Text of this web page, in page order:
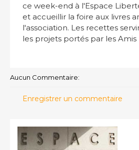
ce week-end à l'Espace
et accueillir la foire aux livres
l'association. Les recettes
les projets portés par les Amis
Aucun Commentaire:
Enregistrer un commentaire